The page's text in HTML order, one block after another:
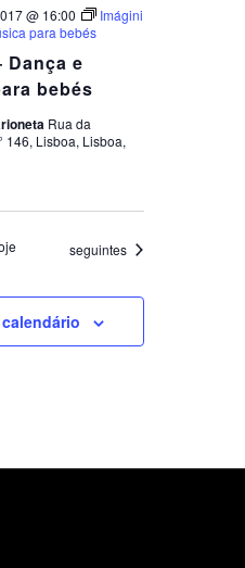
Dança e
bebés
@ 16:00
Imágini
para bebés
Rua da
146, Lisboa, Lisboa,
Datas
seguintes